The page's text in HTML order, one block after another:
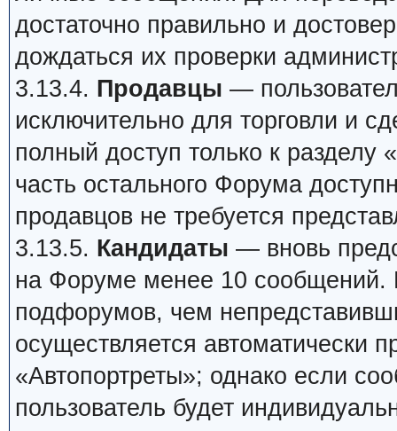
достаточно правильно и
дождаться их проверки
3.13.4. Продавцы —
исключительно для торговли и
полный доступ только к
часть остального Форума
продавцов не требуется
3.13.5. Кандидаты — вновь
на Форуме менее 10 сообщений.
подфорумов, чем
осуществляется автоматически
«Автопортреты»; однако если
пользователь будет